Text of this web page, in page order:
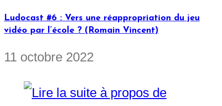
Ludocast #6 : Vers une réappropriation du jeu
vidéo par l’école ? (Romain Vincent)
11 octobre 2022